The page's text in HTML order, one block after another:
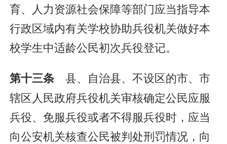
育、人力资源社会保障等部门应当指导本
行政区域内有关学校协助兵役机关做好本
校学生中适龄公民初次兵役登记。
第十三条县、自治县、不设区的市、市
辖区人民政府兵役机关审核确定公民应服
兵役、免服兵役或者不得服兵役时，应当
向公安机关核查公民被判处刑罚情况，向